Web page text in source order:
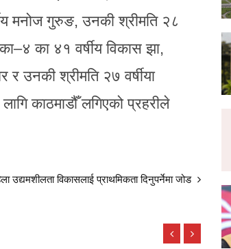
मनोज गुरुङ, उनकी श्रीमति २८
का ४१ वर्षीय विकास झा,
र उनकी श्रीमति २७ वर्षीया
काठमाडौँ लगिएको प्रहरीले
उद्यमशीलता विकासलाई प्राथमिकता दिनुपर्नेमा जोड